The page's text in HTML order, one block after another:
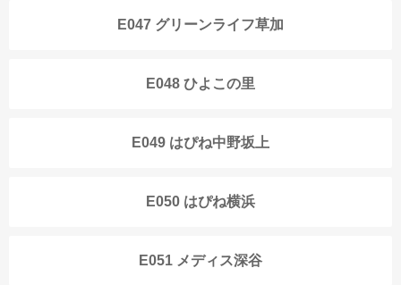
E047 グリーンライフ草加
E048 ひよこの里
E049 はぴね中野坂上
E050 はぴね横浜
E051 メディス深谷